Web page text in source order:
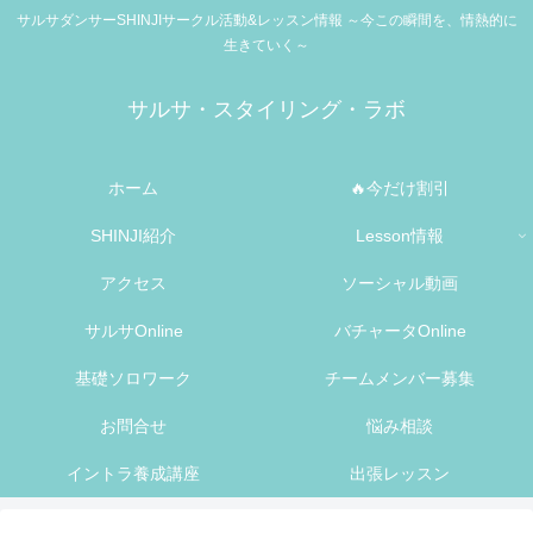
サルサダンサーSHINJIサークル活動&レッスン情報 ～今この瞬間を、情熱的に
生きていく～
サルサ・スタイリング・ラボ
ホーム 🔥今だけ割引
SHINJI紹介 Lesson情報
アクセス ソーシャル動画
サルサOnline バチャータOnline
基礎ソロワーク チームメンバー募集
お問合せ 悩み相談
イントラ養成講座 出張レッスン